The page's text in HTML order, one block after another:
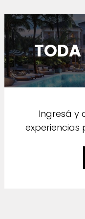
Ingresá y
experiencias